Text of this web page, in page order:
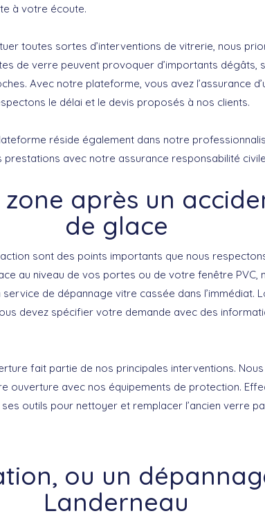
à votre écoute.
toutes sortes d’interventions de vitrerie, nous
de verre peuvent provoquer d’importants dégâts,
Avec notre plateforme, vous avez l’assurance
le délai et le devis proposés à nos clients.
réside également dans notre
avec notre assurance responsabilité
zone après un
de glace
sont des points importants que nous
au niveau de vos portes ou de votre fenêtre PVC,
de dépannage vitre cassée dans l’immédiat.
devez spécifier votre demande avec des
fait partie de nos principales interventions.
ouverture avec nos équipements de protection.
outils pour nettoyer et remplacer l’ancien verre
ou un
Landerneau